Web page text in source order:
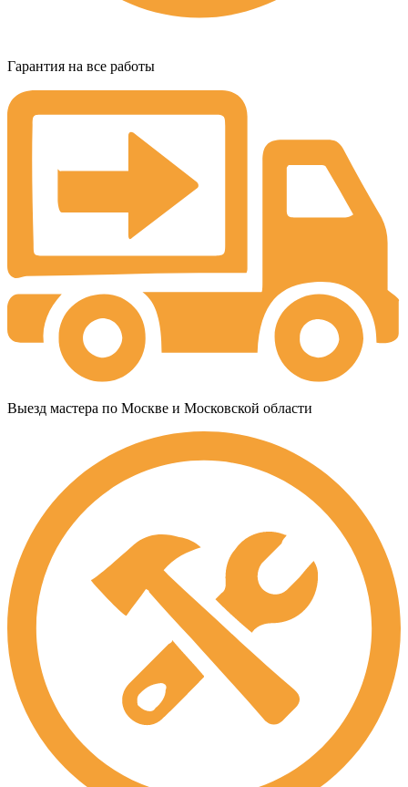
Гарантия на все работы
Выезд мастера по Москве и Московской области